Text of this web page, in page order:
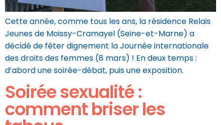
Cette année, comme tous les ans, la résidence Relais
Jeunes de Moissy-Cramayel (Seine-et-Marne) a
décidé de fêter dignement la Journée internationale
des droits des femmes (8 mars) ! En deux temps :
d’abord une soirée-débat, puis une exposition.
Soirée sexualité :
comment briser les